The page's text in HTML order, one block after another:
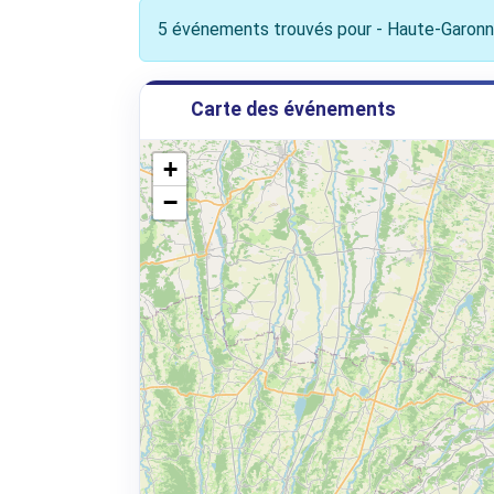
5 événements trouvés pour - Haute-
Carte des événements
+
−